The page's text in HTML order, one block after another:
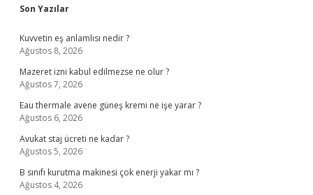
Sidebar
Son Yazılar
Kuvvetin eş anlamlısı nedir ?
Ağustos 8, 2026
Mazeret izni kabul edilmezse ne olur ?
Ağustos 7, 2026
Eau thermale avene güneş kremi ne işe yarar ?
Ağustos 6, 2026
Avukat staj ücreti ne kadar ?
Ağustos 5, 2026
B sınıfı kurutma makinesi çok enerji yakar mı ?
Ağustos 4, 2026